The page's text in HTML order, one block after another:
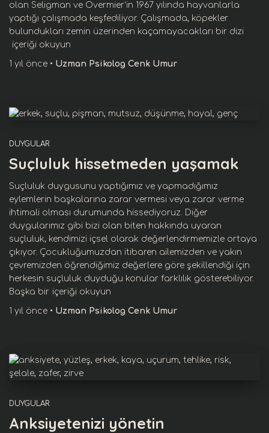
olan Seligman ve Overmier‘in 1967 yılında hayvanlarla
yaptığı çalışmada keşfediliyor. Çalışmada, köpekler
bulundukları zemin üzerinden kaçamayacakları bir dizi
içeriği okuyun
1 yıl önce • Uzman Psikolog Cenk Umur
DUYGULAR
Suçluluk hissetmeden yaşamak
Suçluluk duygusunu yaptığımız ve yapmadığımız
eylemlerin başkalarına zarar vermesi veya zarar verme
ihtimali olması durumunda hissediyoruz. Diğer
duygularımız gibi bizi olan biten hakkında uyaran
suçluluk, kendimizi içsel olarak değerlendirmemizle ortaya
çıkıyor. Çocukluğumuzdan itibaren ailemizden ve yakın
çevremizden öğrendiğimiz değerlere göre şekillendiği için
herkesin suçluluk duyduğu konular farklılık gösterebiliyor.
Başka bir içeriği okuyun
1 yıl önce • Uzman Psikolog Cenk Umur
DUYGULAR
Anksiyetenizi yönetin